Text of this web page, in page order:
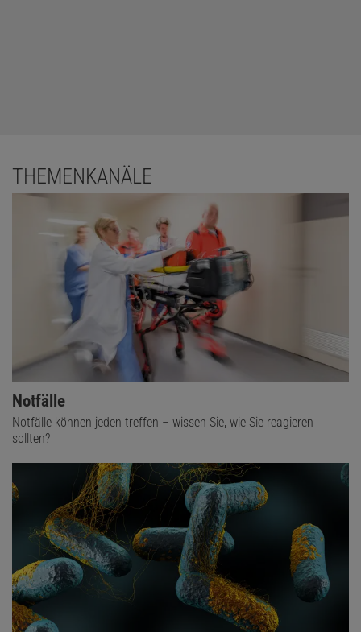
THEMENKANÄLE
Notfälle
Notfälle können jeden treffen – wissen Sie, wie Sie reagieren
sollten?